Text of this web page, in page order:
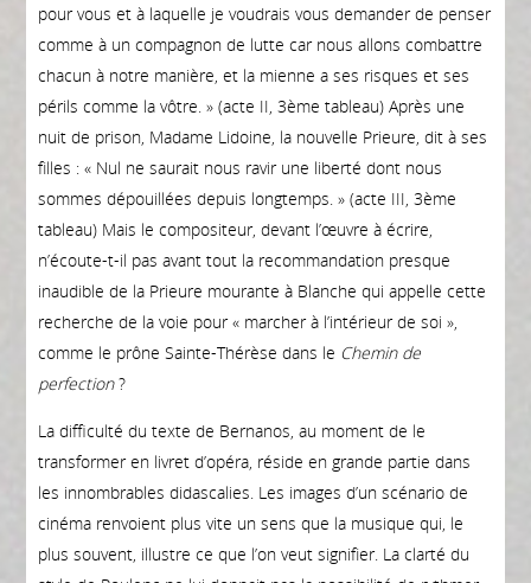
pour vous et à laquelle je voudrais vous demander de penser
comme à un compagnon de lutte car nous allons combattre
chacun à notre manière, et la mienne a ses risques et ses
périls comme la vôtre. » (acte II, 3ème tableau) Après une
nuit de prison, Madame Lidoine, la nouvelle Prieure, dit à ses
filles : « Nul ne saurait nous ravir une liberté dont nous
sommes dépouillées depuis longtemps. » (acte III, 3ème
tableau) Mais le compositeur, devant l’œuvre à écrire,
n’écoute-t-il pas avant tout la recommandation presque
inaudible de la Prieure mourante à Blanche qui appelle cette
recherche de la voie pour « marcher à l’intérieur de soi »,
comme le prône Sainte-Thérèse dans le Chemin de
perfection?
La difficulté du texte de Bernanos, au moment de le
transformer en livret d’opéra, réside en grande partie dans
les innombrables didascalies. Les images d’un scénario de
cinéma renvoient plus vite un sens que la musique qui, le
plus souvent, illustre ce que l’on veut signifier. La clarté du